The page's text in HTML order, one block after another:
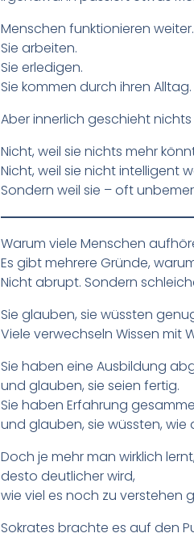
Menschen funktionieren weiter.
Sie arbeiten.
Sie erledigen.
Sie kommen durch ihren Alltag.
Aber innerlich geschieht nichts
Nicht, weil sie nichts mehr
Nicht, weil sie nicht intelligent
Sondern weil sie – oft
Warum viele Menschen
Es gibt mehrere Gründe,
Nicht abrupt. Sondern
Sie glauben, sie wüssten
Viele verwechseln Wissen mit
Sie haben eine Ausbildung
und glauben, sie seien fertig.
Sie haben Erfahrung
und glauben, sie wüssten, wie
Doch je mehr man wirklich lernt,
desto deutlicher wird,
wie viel es noch zu verstehen
Sokrates brachte es auf den